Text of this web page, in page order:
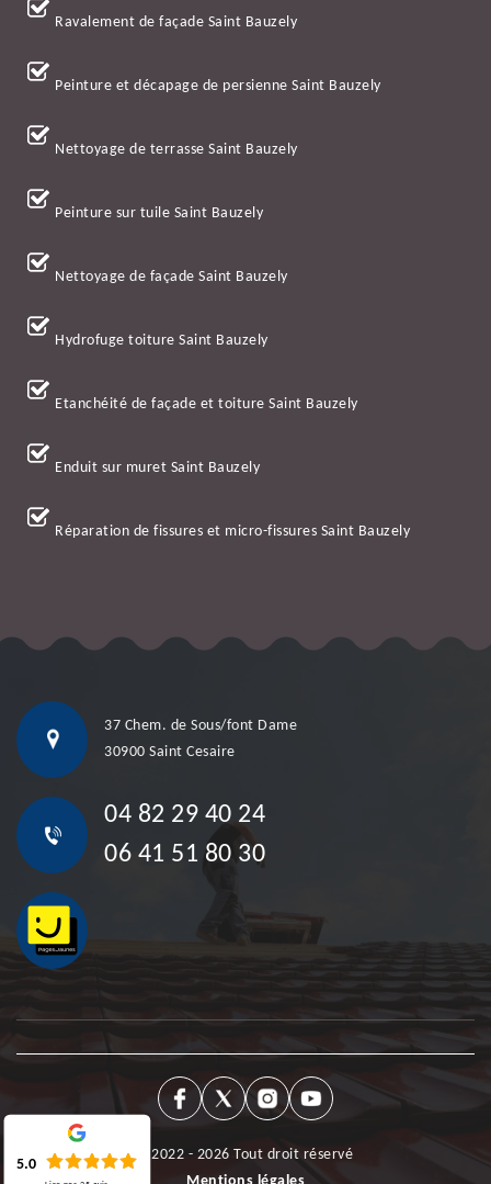
Ravalement de façade Saint Bauzely
Peinture et décapage de persienne Saint Bauzely
Nettoyage de terrasse Saint Bauzely
Peinture sur tuile Saint Bauzely
Nettoyage de façade Saint Bauzely
Hydrofuge toiture Saint Bauzely
Etanchéité de façade et toiture Saint Bauzely
Enduit sur muret Saint Bauzely
Réparation de fissures et micro-fissures Saint Bauzely
37 Chem. de Sous/font Dame
30900 Saint Cesaire
04 82 29 40 24
06 41 51 80 30
©2022 - 2026 Tout droit réservé
5.0